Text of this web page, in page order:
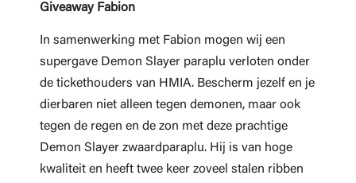
Giveaway Fabion
In samenwerking met Fabion mogen wij een
supergave Demon Slayer paraplu verloten onder
de tickethouders van HMIA. Bescherm jezelf en je
dierbaren niet alleen tegen demonen, maar ook
tegen de regen en de zon met deze prachtige
Demon Slayer zwaardparaplu. Hij is van hoge
kwaliteit en heeft twee keer zoveel stalen ribben